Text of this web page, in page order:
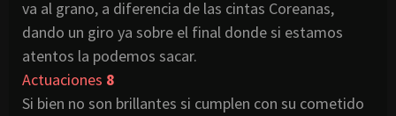
va al grano, a diferencia de las cintas Coreanas,
dando un giro ya sobre el final donde si estamos
atentos la podemos sacar.
Actuaciones 8
Si bien no son brillantes si cumplen con su cometido